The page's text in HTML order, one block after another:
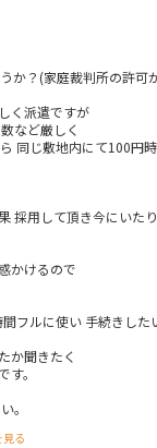
か？(家庭裁判所の許可
く派遣ですが
など厳しく
同じ敷地内にて100円
採用して頂き今にいたり
かけるので
フルに使い 手続きした
か聞きたく
。
。
見る